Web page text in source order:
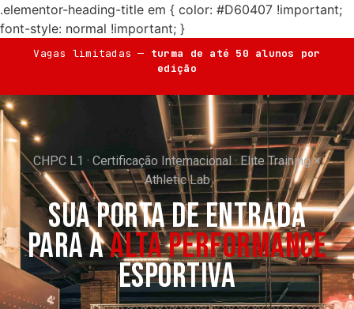
.elementor-heading-title em { color: #D60407 !important;
font-style: normal !important; }
Vagas limitadas — turma de até 50 alunos por
edição
CHPC L1 · Certificação Internacional · Elite Training ×
Athletic Lab
SUA PORTA DE ENTRADA
PARA AALTA PERFORMANCE
ESPORTIVA